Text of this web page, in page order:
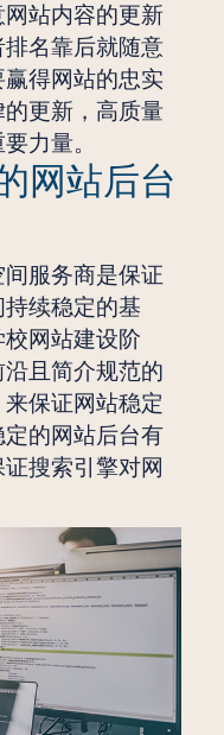
站内容的更新
名靠后就随意
得网站的忠实
更新，高质量
力量。
网站后台
服务商是保证
续稳定的基
网站建设阶
且简介规范的
保证网站稳定
的网站后台有
搜索引擎对网